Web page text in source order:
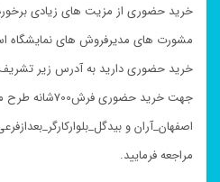
خرید حضوری از مزیت های زیادی
مشورت های مدیرفروش های نمایشگاه
خرید حضوری دارید به آدرس زیر تشریف
جهت خرید حضوری فرش700شانه طرح ماهلین فیلی میتوانید به آدرس:
اصفهان_آران و
مراجعه فرمایید.